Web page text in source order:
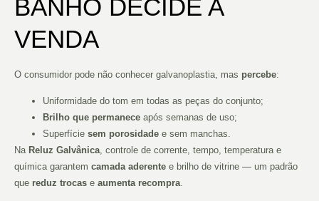
BANHO DECIDE A
VENDA
O consumidor pode não conhecer galvanoplastia, mas percebe:
Uniformidade do tom em todas as peças do conjunto;
Brilho que permanece após semanas de uso;
Superfície sem porosidade e sem manchas.
Na Reluz Galvânica , controle de corrente, tempo, temperatura e
química garantem camada aderente e brilho de vitrine — um padrão
que reduz trocas e aumenta recompra